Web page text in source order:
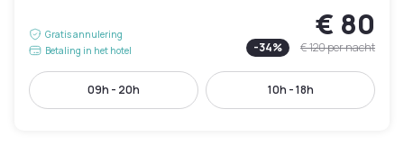
Gratis annulering
Betaling in het hotel
€ 80
-34% € 120per nacht
09h - 20h 10h - 18h